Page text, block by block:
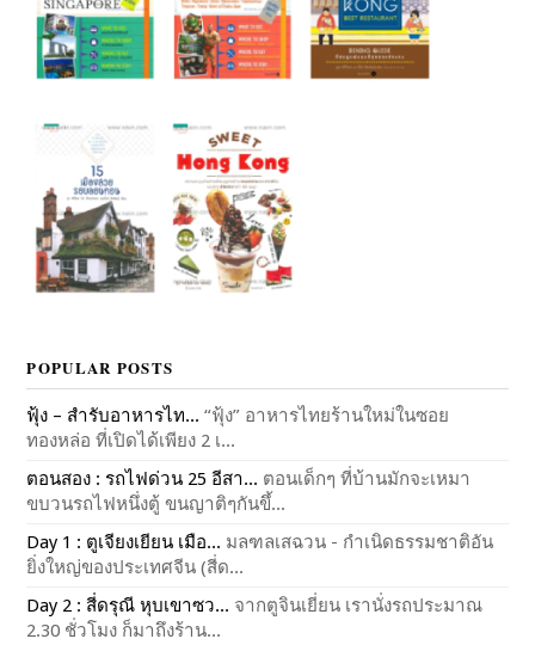
POPULAR POSTS
ฟุ้ง – สำรับอาหารไท... “ฟุ้ง” อาหารไทยร้านใหม่ในซอย
ทองหล่อ ที่เปิดได้เพียง 2 เ...
ตอนสอง : รถไฟด่วน 25 อีสา... ตอนเด็กๆ ที่บ้านมักจะเหมา
ขบวนรถไฟหนึ่งตู้ ขนญาติๆกันขึ้...
Day 1 : ตูเจียงเยียน เมือ... มลฑลเสฉวน - กำเนิดธรรมชาติอัน
ยิ่งใหญ่ของประเทศจีน (สี่ด...
Day 2 : สี่ดรุณี หุบเขาซว... จากตูจินเยี่ยน เรานั่งรถประมาณ
2.30 ชั่วโมง ก็มาถึงร้าน...